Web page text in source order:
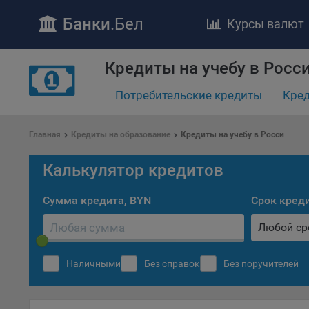
Банки.Бел Курсы валют
Кредиты на учебу в Росси
Потребительские кредиты
Главная Кредиты на образование Кредиты на учебу в Росси
Калькулятор кредитов
Сумма кредита, BYN Срок
Любой
Наличными Без справок Без поручителей